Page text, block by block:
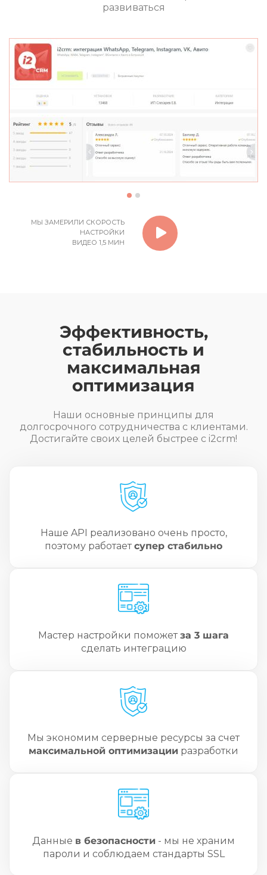
развиваться
МЫ ЗАМЕРИЛИ СКОРОСТЬ
НАСТРОЙКИ
ВИДЕО 1,5 МИН
Эффективность,
стабильность и
максимальная
оптимизация
Наши основные принципы для
долгосрочного сотрудничества с клиентами.
Достигайте своих целей быстрее с i2crm!
Наше API реализовано очень просто,
поэтому работаетсупер стабильно
Мастер настройки поможетза 3 шага
сделать интеграцию
Мы экономим серверные ресурсы за счет
максимальной оптимизации разработки
Данные в безопасности - мы не храним
пароли и соблюдаем стандарты SSL